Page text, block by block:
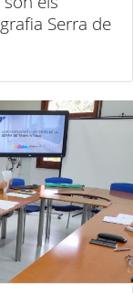
Serra de